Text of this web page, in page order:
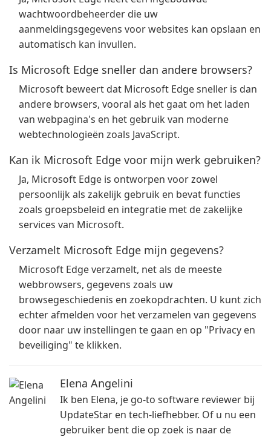
wachtwoordbeheerder die uw
aanmeldingsgegevens voor websites kan opslaan en
automatisch kan invullen.
Is Microsoft Edge sneller dan andere browsers?
Microsoft beweert dat Microsoft Edge sneller is dan
andere browsers, vooral als het gaat om het laden
van webpagina's en het gebruik van moderne
webtechnologieën zoals JavaScript.
Kan ik Microsoft Edge voor mijn werk gebruiken?
Ja, Microsoft Edge is ontworpen voor zowel
persoonlijk als zakelijk gebruik en bevat functies
zoals groepsbeleid en integratie met de zakelijke
services van Microsoft.
Verzamelt Microsoft Edge mijn gegevens?
Microsoft Edge verzamelt, net als de meeste
webbrowsers, gegevens zoals uw
browsegeschiedenis en zoekopdrachten. U kunt zich
echter afmelden voor het verzamelen van gegevens
door naar uw instellingen te gaan en op "Privacy en
beveiliging" te klikken.
Elena Angelini
Ik ben Elena, je go-to software reviewer bij
UpdateStar en tech-liefhebber. Of u nu een
gebruiker bent die op zoek is naar de